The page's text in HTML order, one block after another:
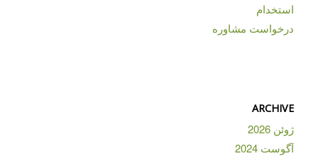
استخدام
درخواست مشاوره
ARCHIVE
ژوئن 2026
آگوست 2024